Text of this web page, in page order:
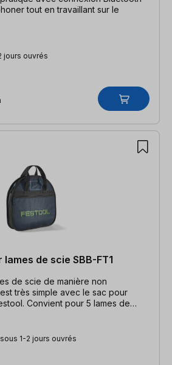
tout en travaillant sur le
jours ouvrés
de scie SBB-FT1
de scie de manière non
très simple avec le sac pour
Convient pour 5 lames de
1-2 jours ouvrés